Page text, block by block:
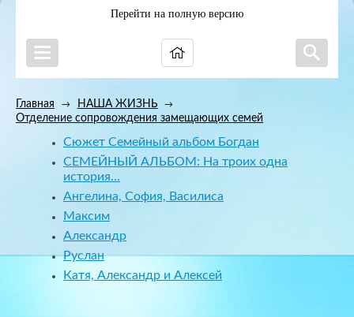
Перейти на полную версию
Главная → НАША ЖИЗНЬ →
Отделение сопровождения замещающих семей
Сюжет Семейный альбом Богдан
СЕМЕЙНЫЙ АЛЬБОМ: На троих одна
история...
Ангелина, София, Василиса
Максим
Александр
Руслан
Катя, Александр и Алексей